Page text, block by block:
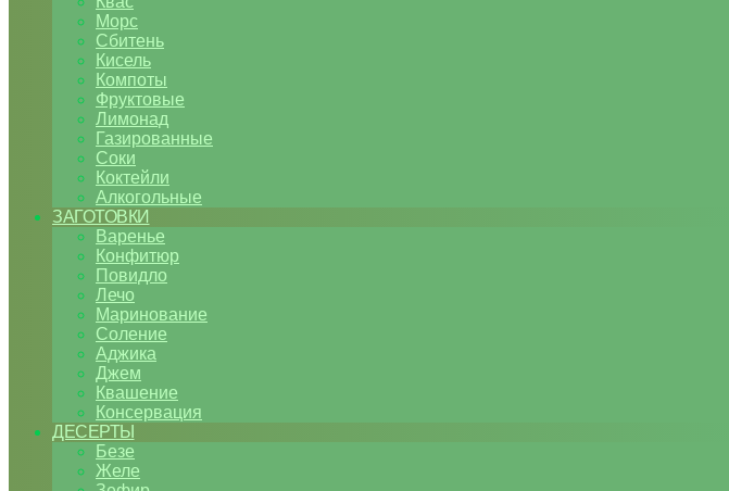
Морс
Сбитень
Кисель
Компоты
Фруктовые
Лимонад
Газированные
Соки
Коктейли
Алкогольные
ЗАГОТОВКИ
Варенье
Конфитюр
Повидло
Лечо
Маринование
Соление
Аджика
Джем
Квашение
Консервация
ДЕСЕРТЫ
Безе
Желе